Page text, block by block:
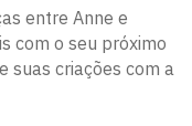
entre Anne e
com o seu próximo
suas criações com a